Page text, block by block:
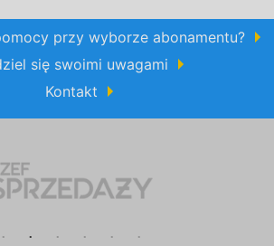
przy wyborze abonamentu?
się swoimi uwagami
Kontakt